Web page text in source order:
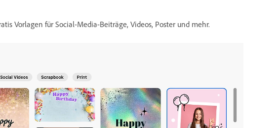
Vorlagen für Social-Media-Beiträge, Videos, Poster und mehr.